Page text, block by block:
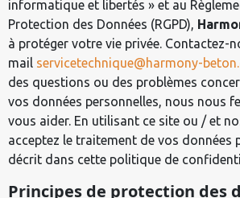
informatique et libertés » et au
Protection des Données (RGPD),
à protéger votre vie privée. Contactez-
mail servicetechnique@harmony-
des questions ou des problèmes
vos données personnelles, nous nous
vous aider. En utilisant ce site ou / et
acceptez le traitement de vos données
décrit dans cette politique de
Principes de protection des